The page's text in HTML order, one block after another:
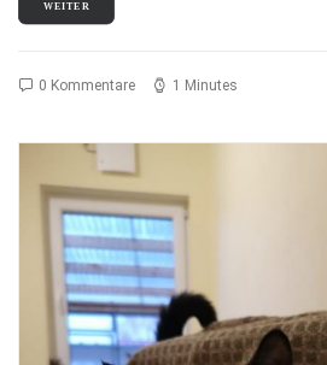
WEITER
0 Kommentare 1 Minutes